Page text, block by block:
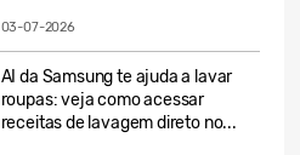
03-07-2026
AI da Samsung te ajuda a lavar
roupas: veja como acessar
receitas de lavagem direto no...